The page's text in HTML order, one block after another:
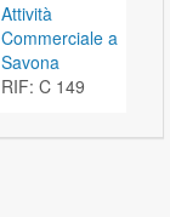
Attività
Commerciale a
Savona
RIF: C 149